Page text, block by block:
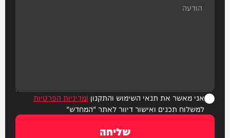
אני מאשר את תנאי השימוש והתקנון ומדיניות הפרטיות
למשלוח תכנים ואישור דיוור לאתר "המחדש"
שליחה